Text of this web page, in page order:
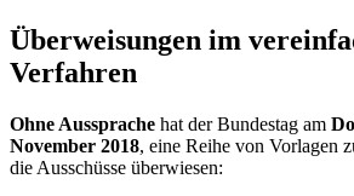
Überweisungen im
Verfahren
Ohne Aussprache hat der Bundestag am
November 2018, eine Reihe von Vorlagen
die Ausschüsse überwiesen: